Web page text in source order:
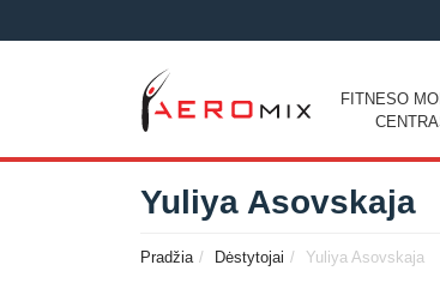
FITNESO
Yuliya Asovskaja
Pradžia Dėstytojai Yuliya Asovskaja